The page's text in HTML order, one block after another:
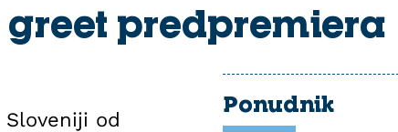
greet predpremiera
od
Ponudnik